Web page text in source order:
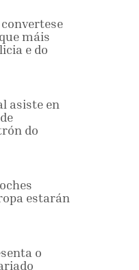
máis
e do
asiste en
do
estarán
o